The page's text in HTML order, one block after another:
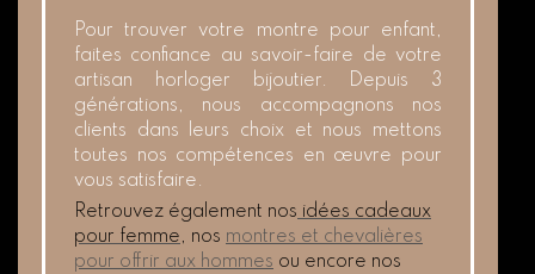
Pour trouver votre montre pour enfant,
faites confiance au savoir-faire de votre
artisan horloger bijoutier. Depuis 3
générations, nous accompagnons nos
clients dans leurs choix et nous mettons
toutes nos compétences en œuvre pour
vous satisfaire.
Retrouvez également nos idées cadeaux
pour femme, nos montres et chevalières
pour offrir aux hommes ou encore nos